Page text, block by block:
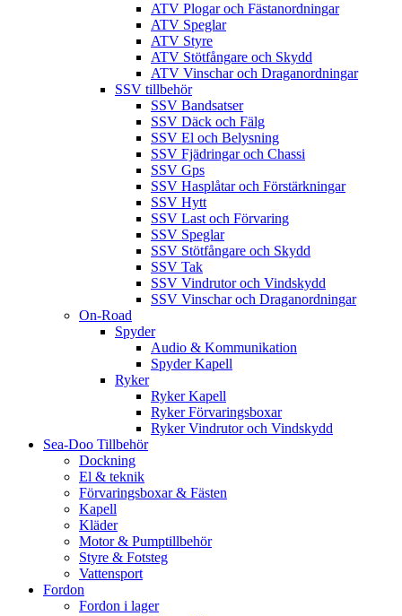
ATV Plogar och Fästanordningar
ATV Speglar
ATV Styre
ATV Stötfångare och Skydd
ATV Vinschar och Draganordningar
SSV tillbehör
SSV Bandsatser
SSV Däck och Fälg
SSV El och Belysning
SSV Fjädringar och Chassi
SSV Gps
SSV Hasplåtar och Förstärkningar
SSV Hytt
SSV Last och Förvaring
SSV Speglar
SSV Stötfångare och Skydd
SSV Tak
SSV Vindrutor och Vindskydd
SSV Vinschar och Draganordningar
On-Road
Spyder
Audio & Kommunikation
Spyder Kapell
Ryker
Ryker Kapell
Ryker Förvaringsboxar
Ryker Vindrutor och Vindskydd
Sea-Doo Tillbehör
Dockning
El & teknik
Förvaringsboxar & Fästen
Kapell
Kläder
Motor & Pumptillbehör
Styre & Fotsteg
Vattensport
Fordon
Fordon i lager